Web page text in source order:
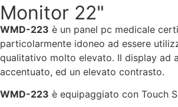
Monitor 22"
WMD-223 è un panel pc medicale
particolarmente idoneo ad essere
qualitativo molto elevato. Il display ad
accentuato, ed un elevato contrasto.
WMD-223 è equipaggiato con Touch